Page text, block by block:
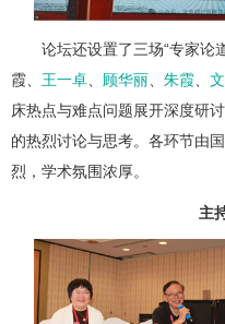
论坛还设置了三场“专家论
霞、 王一卓 顾华丽 朱霞
床热点与难点问题展开深度研
的热烈讨论与思考。各环节由
烈，学术氛围浓厚。
主